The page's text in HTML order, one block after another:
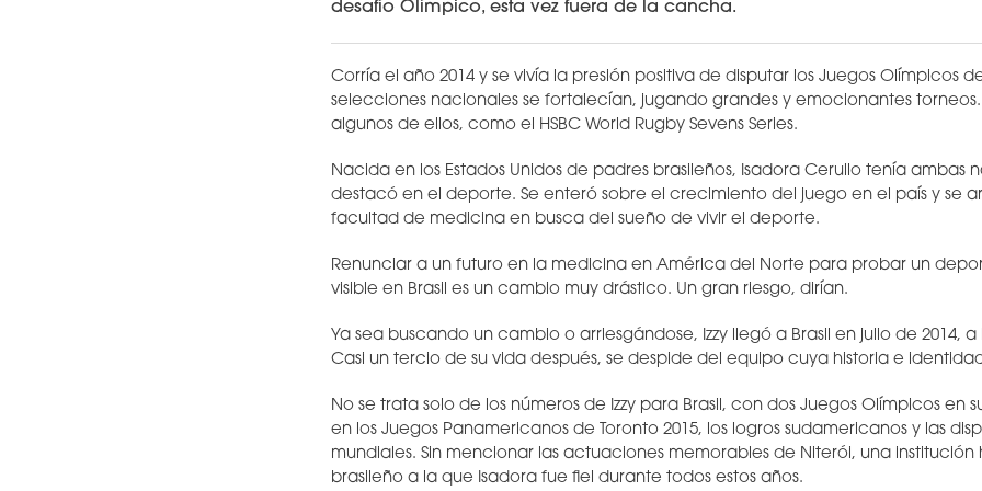
desafío Olímpico, esta vez fuera de la cancha.
Corría el año 2014 y se vivía la presión positiva de disputar los Juegos Olímpicos de
selecciones nacionales se fortalecían, jugando grandes y emocionantes torneos.
algunos de ellos, como el HSBC World Rugby Sevens Series.
Nacida en los Estados Unidos de padres brasileños, Isadora Cerullo tenía ambas
destacó en el deporte. Se enteró sobre el crecimiento del juego en el país y se
facultad de medicina en busca del sueño de vivir el deporte.
Renunciar a un futuro en la medicina en América del Norte para probar un
visible en Brasil es un cambio muy drástico. Un gran riesgo, dirían.
Ya sea buscando un cambio o arriesgándose, Izzy llegó a Brasil en julio de 2014,
Casi un tercio de su vida después, se despide del equipo cuya historia e
No se trata solo de los números de Izzy para Brasil, con dos Juegos Olímpicos en
en los Juegos Panamericanos de Toronto 2015, los logros sudamericanos y las
mundiales. Sin mencionar las actuaciones memorables de Niterói, una institución
brasileño a la que Isadora fue fiel durante todos estos años.